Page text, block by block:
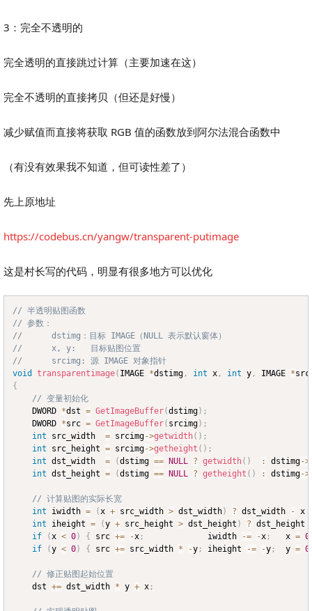
3：完全不透明的
完全透明的直接跳过计算（主要加速在这）
完全不透明的直接拷贝（但还是好慢）
减少赋值而直接将获取 RGB 值的函数放到阿尔法混合函数中
（有没有效果我不知道，但可读性差了）
先上原地址
https://codebus.cn/yangw/transparent-putimage
这是村长写的代码，明显有很多地方可以优化
// 半透明贴图函数
// 参数：
//		dstimg：目标 IMAGE（NULL 表示默认窗体）
//		x, y:	目标贴图位置
//		srcimg: 源 IMAGE 对象指针
void
transparentimage( IMAGE *dstimg , int x , int y , IMAGE *
{
// 变量初始化
	DWORD
*dst = GetImageBuffer(dstimg) ;
	DWORD
*src = GetImageBuffer( srcimg) ;
int src_width = srcimg->getwidth( ) ;
int src_height = srcimg->getheight ( ) ;
int dst_width = (dstimg == NULL ? getwidth( ) : dstimg->
int dst_height = (dstimg == NULL ? getheight ( ) : dstimg->
// 计算贴图的实际长宽
int iwidth = (x + src_width > dst_width) ? dst_width - x
int iheight = (y + src_height > dst_height ) ? dst_height
if
(x < 0) { src += -x ;
				iwidth
-= -x ;
	x
= 0
if
(y < 0) { src += src_width * -y ;
	iheight
-= -y ;
	y
= 0
// 修正贴图起始位置
	dst
+= dst_width * y + x ;